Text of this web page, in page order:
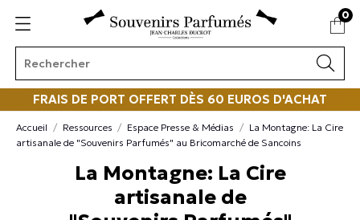
0
FRAIS DE PORT OFFERT DÈS 60 EUROS D'ACHAT
Accueil Ressources Espace Presse & Médias
La Montagne: La Cire
artisanale de "Souvenirs Parfumés" au Bricomarché de Sancoins
La Montagne: La Cire
artisanale de